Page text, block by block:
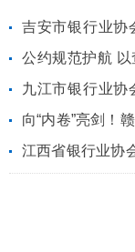
吉安市银行业协
次全体会议顺利
公约规范护航
协会开展银行业“
九江市银行业协
次会议顺利召开
向“内卷”亮剑！
号
江西省银行业协